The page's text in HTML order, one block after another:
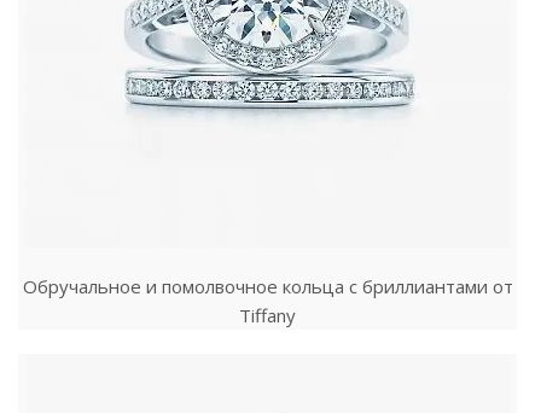
Обручальное и помолвочное кольца с бриллиантами от
Tiffany